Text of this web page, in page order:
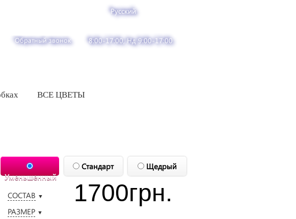
Русский
Обратный звонок 8:00-17:00, Нд 9:00-17:00
ВСЕ ЦВЕТЫ
Уменьшенный
Стандарт Щедрый
СОСТАВ ▼
РАЗМЕР ▼
1700грн.